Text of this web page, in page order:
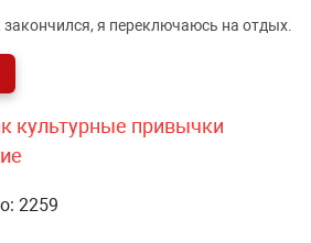
я переключаюсь на отдых.
культурные привычки
2259